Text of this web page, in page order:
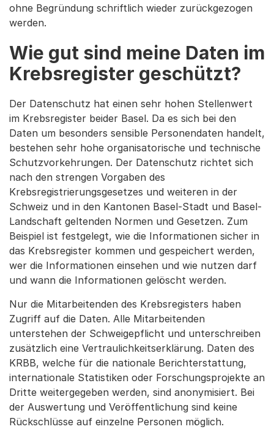
ohne Begründung schriftlich wieder zurückgezogen
werden.
Wie gut sind meine Daten im
Krebsregister geschützt?
Der Datenschutz hat einen sehr hohen Stellenwert
im Krebsregister beider Basel. Da es sich bei den
Daten um besonders sensible Personendaten handelt,
bestehen sehr hohe organisatorische und technische
Schutzvorkehrungen. Der Datenschutz richtet sich
nach den strengen Vorgaben des
Krebsregistrierungsgesetzes und weiteren in der
Schweiz und in den Kantonen Basel-Stadt und Basel-
Landschaft geltenden Normen und Gesetzen. Zum
Beispiel ist festgelegt, wie die Informationen sicher in
das Krebsregister kommen und gespeichert werden,
wer die Informationen einsehen und wie nutzen darf
und wann die Informationen gelöscht werden.
Nur die Mitarbeitenden des Krebsregisters haben
Zugriff auf die Daten. Alle Mitarbeitenden
unterstehen der Schweigepflicht und unterschreiben
zusätzlich eine Vertraulichkeitserklärung. Daten des
KRBB, welche für die nationale Berichterstattung,
internationale Statistiken oder Forschungsprojekte an
Dritte weitergegeben werden, sind anonymisiert. Bei
der Auswertung und Veröffentlichung sind keine
Rückschlüsse auf einzelne Personen möglich.